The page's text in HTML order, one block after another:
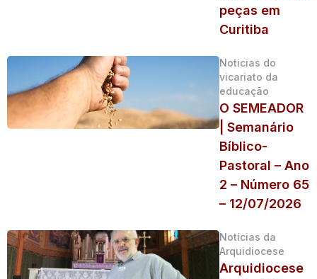
peças em
Curitiba
Noticias do
vicariato da
educação
O SEMEADOR
| Semanário
Bíblico-
Pastoral – Ano
2 – Número 65
– 12/07/2026
Notícias da
Arquidiocese
Arquidiocese